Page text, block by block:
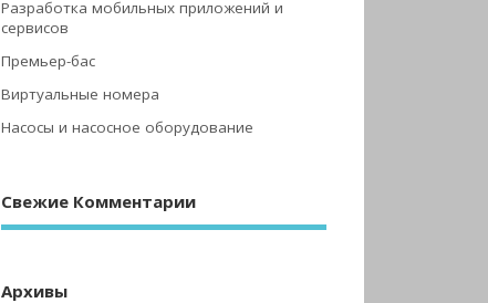
Разработка мобильных приложений и
сервисов
Премьер-бас
Виртуальные номера
Насосы и насосное оборудование
Свежие Комментарии
Архивы